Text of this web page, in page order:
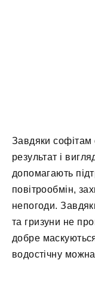
Завдяки софітам
результат і
допомагають
повітрообмін,
непогоди.
та гризуни не
добре
водостічну